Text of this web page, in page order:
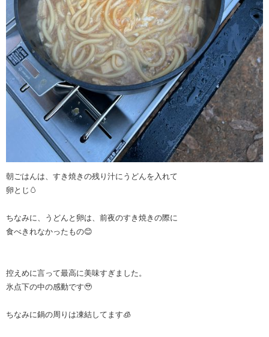
朝ごはんは、すき焼きの残り汁にうどんを入れて
卵とじ🥚
ちなみに、うどんと卵は、前夜のすき焼きの際に
食べきれなかったもの😊
控えめに言って最高に美味すぎました。
氷点下の中の感動です🥹
ちなみに鍋の周りは凍結してます🧊